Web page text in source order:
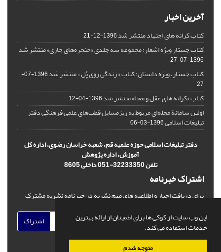
این وب سایت از کوکی ها برای اطمینان از ارائه بهترین
خدمات استفاده می کند.
متوجه شدم
آخرین اخبار
کتاب کرانه های اجتهاد منتشر شد1396-12-21
کتاب جستار ویژه اشعار؛ مجموعه سه جلدی «حنجره‌های جاری» منتشر شد
1396-07-27
کتاب جستار، ویژه داستان؛ کتاب « زندگی روی پُل » منتشر شد
1396-07-
27
کتاب «کرانه های عقل و معنا» منتشر شد1396-04-12
اولین سامانة مجله‌ای مربوط به ریزمسایل‌ قطب‌های علمی فرهنگی دفتر
تبلیغات اسلامی1396-03-06
دفتر تبلیغات اسلامی حوزه علمیه قم، شعبه خراسان رضوی، اداره کل
آموزش، اداره پژوهش
تلفن 32233350-051 داخلی 8605
اشتراک خبرنامه
برای دریافت اخبار و اطلاعیه های مهم نشریه در خبرنامه نشریه مشترک
اشتراک